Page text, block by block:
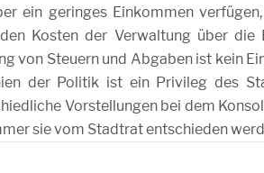
ein geringes Einkommen
Kosten der Verwaltung über
von Steuern und
der Politik ist ein Privileg des
Vorstellungen bei dem
sie vom Stadtrat entschieden